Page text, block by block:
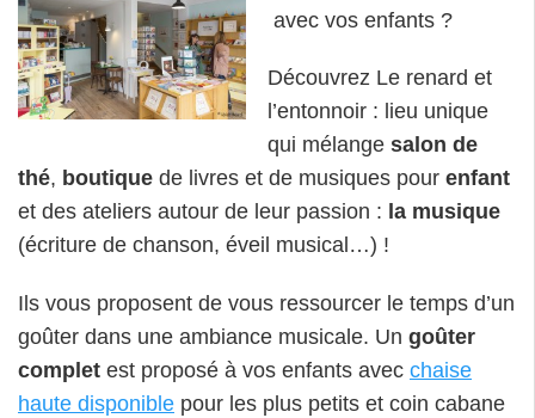
avec vos enfants ?
Découvrez Le renard et
l’entonnoir : lieu unique
qui mélange salon de
thé, boutique de livres et de musiques pour enfant
et des ateliers autour de leur passion : la musique
(écriture de chanson, éveil musical…) !
Ils vous proposent de vous ressourcer le temps d’un
goûter dans une ambiance musicale. Un goûter
complet est proposé à vos enfants avec chaise
haute disponible pour les plus petits et coin cabane